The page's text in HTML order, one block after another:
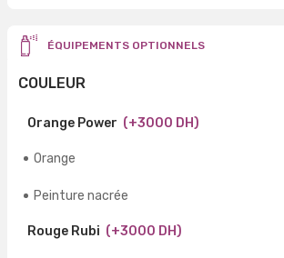
ÉQUIPEMENTS OPTIONNELS
COULEUR
Orange Power (+3000 DH)
Orange
Peinture nacrée
Rouge Rubi (+3000 DH)